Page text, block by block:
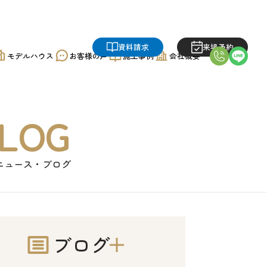
モデルハウス お客様の声 施工事例 会社概要
資料請求 来場予約
ュース・ブログ
ブログ